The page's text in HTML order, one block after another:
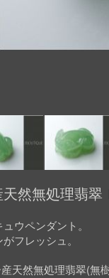
天然無処理翡
ウペンダント。
フレッシュ。
天然無処理翡翠(無